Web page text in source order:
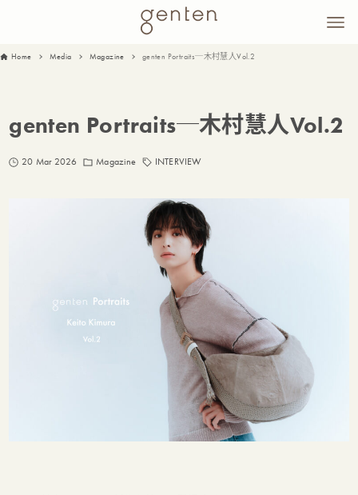
Home Media Magazine genten Portraits─木村慧人Vol.2
genten Portraits─木村慧人Vol.2
20 Mar 2026 Magazine INTERVIEW